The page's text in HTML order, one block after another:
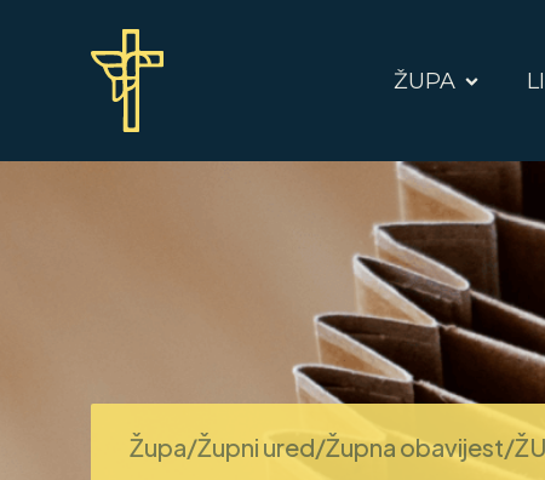
ŽUPA
Župa/Župni ured/Župna obavijest/